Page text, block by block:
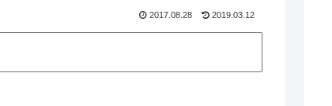
2017.08.28 2019.03.12